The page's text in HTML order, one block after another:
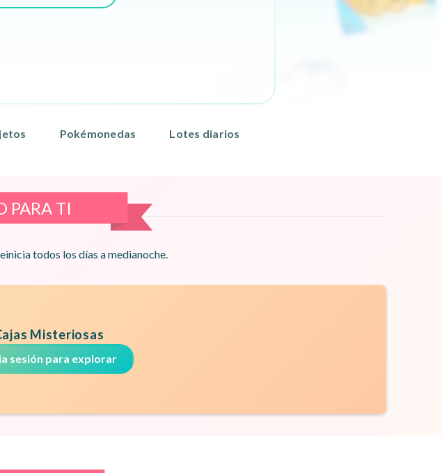
Pokémonedas Lotes diarios
PARA TI
todos los días a medianoche.
Misteriosas
sesión para explorar